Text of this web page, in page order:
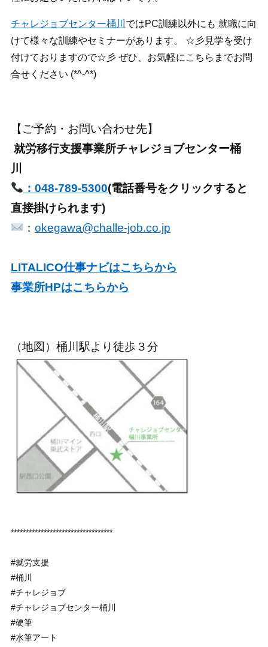
チャレジョブセンター桶川 ではPC訓練以外にも 就職に向
けて様々な訓練やセミナーがあります。 ☆彡見学を受け
付けておりますので☆彡 ぜひ、お気軽にこちらまでお問
合せください (*^-^*)
【ご予約・お問い合わせ先】
就労移行支援事業所チャレジョブセンター桶
川
：048-789-5300(電話番号をクリックすると
直接掛けられます)
：okegawa@challe-job.co.jp
LITALICO仕事ナビはこちらから
事業所HPはこちらから
（地図）桶川駅より徒歩３分
**********************************
#就労支援
#桶川
#チャレジョブ
#チャレジョブセンター桶川
#硬筆
#水筆アート